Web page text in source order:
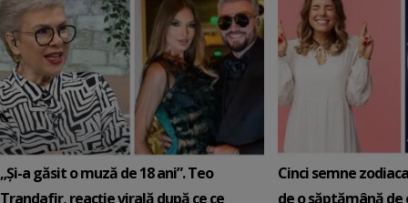
„Și-a găsit o muză de 18 ani”. Teo
Trandafir, reacție virală după ce ce
Cinci semne
de o săptămână de